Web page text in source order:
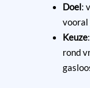
Doel:
vooral
Keuze
rond